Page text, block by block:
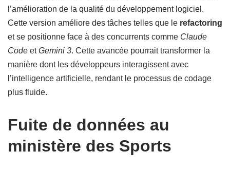
l’amélioration de la qualité du développement logiciel.
Cette version améliore des tâches telles que le refactoring
et se positionne face à des concurrents comme Claude
Code etGemini 3. Cette avancée pourrait transformer la
manière dont les développeurs interagissent avec
l’intelligence artificielle, rendant le processus de codage
plus fluide.
Fuite de données au
ministère des Sports